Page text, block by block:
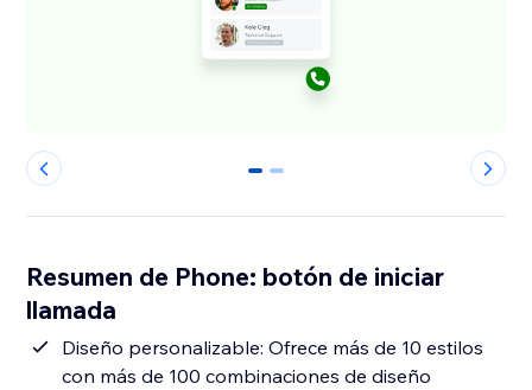
0 1
Resumen de Phone: botón de iniciar
llamada
Diseño personalizable: Ofrece más de 10 estilos
con más de 100 combinaciones de diseño